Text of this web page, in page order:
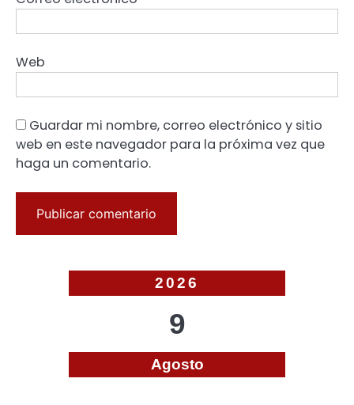
Web
Guardar mi nombre, correo electrónico y sitio
web en este navegador para la próxima vez que
haga un comentario.
2026
9
Agosto